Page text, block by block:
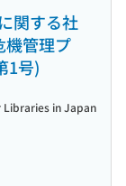
関する社
機管理プ
1号)
Libraries in Japan